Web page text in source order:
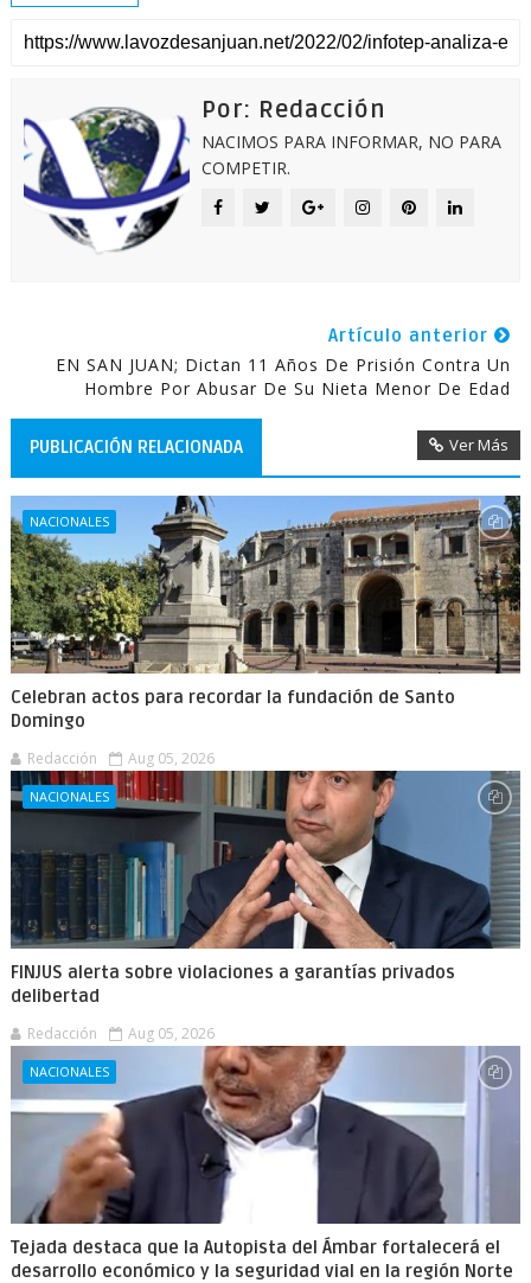
Por: Redacción
NACIMOS PARA INFORMAR, NO PARA
COMPETIR.
Artículo anterior
EN SAN JUAN; Dictan 11 Años De Prisión Contra Un
Hombre Por Abusar De Su Nieta Menor De Edad
PUBLICACIÓN RELACIONADA Ver Más
NACIONALES
Celebran actos para recordar la fundación de Santo
Domingo
Redacción Aug 05, 2026
NACIONALES
FINJUS alerta sobre violaciones a garantías privados
delibertad
Redacción Aug 05, 2026
NACIONALES
Tejada destaca que la Autopista del Ámbar fortalecerá el
desarrollo económico y la seguridad vial en la región Norte